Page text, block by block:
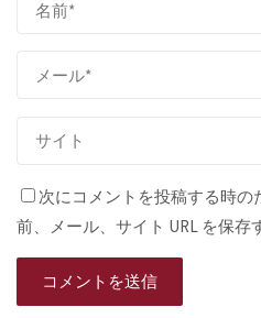
次にコメントを投稿する時
前、メール、サイト URL を保存